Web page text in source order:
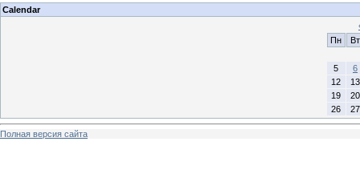
Calendar
Пн
Вт
5
6
12
13
19
20
26
27
Полная версия сайта